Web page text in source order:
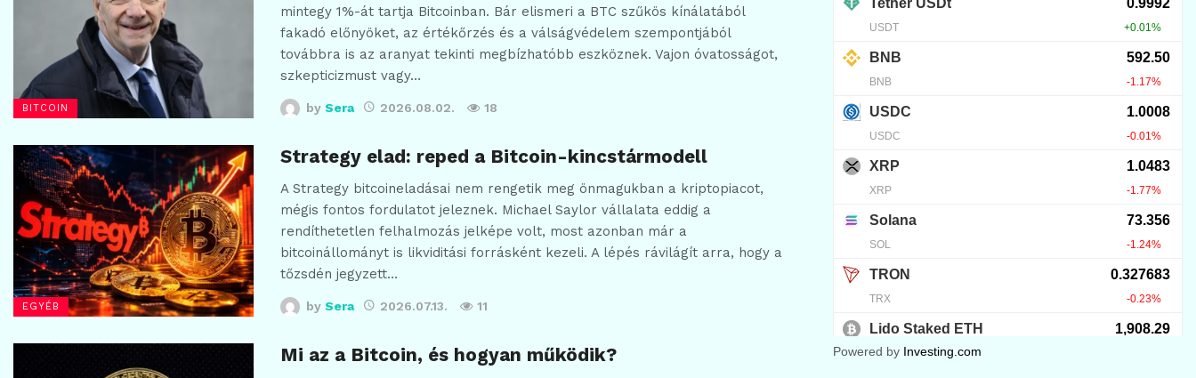
BITCOIN
mintegy 1%-át tartja Bitcoinban. Bár elismeri a BTC szűkös kínálatából
fakadó előnyöket, az értékőrzés és a válságvédelem szempontjából
továbbra is az aranyat tekinti megbízhatóbb eszköznek. Vajon óvatosságot,
szkepticizmust vagy…
by Sera 2026.08.02. 18
EGYÉB
Strategy elad: reped a Bitcoin-kincstármodell
A Strategy bitcoineladásai nem rengetik meg önmagukban a kriptopiacot,
mégis fontos fordulatot jeleznek. Michael Saylor vállalata eddig a
rendíthetetlen felhalmozás jelképe volt, most azonban már a
bitcoinállományt is likviditási forrásként kezeli. A lépés rávilágít arra, hogy a
tőzsdén jegyzett…
by Sera 2026.07.13. 11
Mi az a Bitcoin, és hogyan működik? Powered by Investing.com